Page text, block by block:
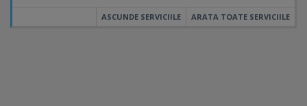
ARATA TOATE SERVICIILE
ASCUNDE SERVICIILE